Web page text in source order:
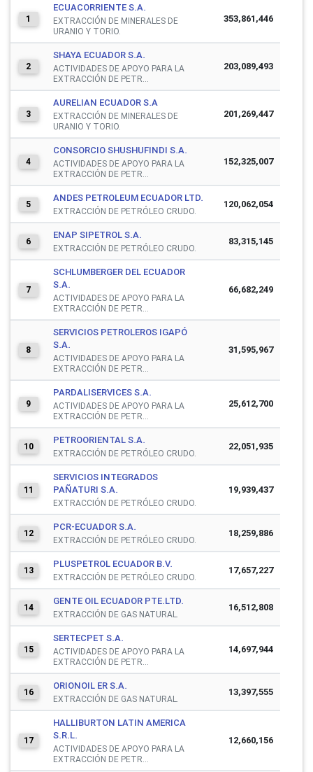
1
ECUACORRIENTE S.A.
EXTRACCIÓN DE MINERALES DE
URANIO Y TORIO.
353,861,446
2
SHAYA ECUADOR S.A.
ACTIVIDADES DE APOYO PARA LA
EXTRACCIÓN DE PETR...
203,089,493
3
AURELIAN ECUADOR S.A
EXTRACCIÓN DE MINERALES DE
URANIO Y TORIO.
201,269,447
4
CONSORCIO SHUSHUFINDI S.A.
ACTIVIDADES DE APOYO PARA LA
EXTRACCIÓN DE PETR...
152,325,007
5
ANDES PETROLEUM ECUADOR LTD.
EXTRACCIÓN DE PETRÓLEO CRUDO.
120,062,054
6
ENAP SIPETROL S.A.
EXTRACCIÓN DE PETRÓLEO CRUDO.
83,315,145
7
SCHLUMBERGER DEL ECUADOR
S.A.
ACTIVIDADES DE APOYO PARA LA
EXTRACCIÓN DE PETR...
66,682,249
8
SERVICIOS PETROLEROS IGAPÓ
S.A.
ACTIVIDADES DE APOYO PARA LA
EXTRACCIÓN DE PETR...
31,595,967
9
PARDALISERVICES S.A.
ACTIVIDADES DE APOYO PARA LA
EXTRACCIÓN DE PETR...
25,612,700
10
PETROORIENTAL S.A.
EXTRACCIÓN DE PETRÓLEO CRUDO.
22,051,935
11
SERVICIOS INTEGRADOS
PAÑATURI S.A.
EXTRACCIÓN DE PETRÓLEO CRUDO.
19,939,437
12
PCR-ECUADOR S.A.
EXTRACCIÓN DE PETRÓLEO CRUDO.
18,259,886
13
PLUSPETROL ECUADOR B.V.
EXTRACCIÓN DE PETRÓLEO CRUDO.
17,657,227
14
GENTE OIL ECUADOR PTE.LTD.
EXTRACCIÓN DE GAS NATURAL.
16,512,808
15
SERTECPET S.A.
ACTIVIDADES DE APOYO PARA LA
EXTRACCIÓN DE PETR...
14,697,944
16
ORIONOIL ER S.A.
EXTRACCIÓN DE GAS NATURAL.
13,397,555
17
HALLIBURTON LATIN AMERICA
S.R.L.
ACTIVIDADES DE APOYO PARA LA
EXTRACCIÓN DE PETR...
12,660,156